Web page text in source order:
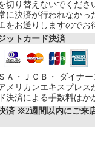
切り替えないでくださ
常に決済が行われなか
をお送りしますのでお
ットカード決済
Ａ・ＪＣＢ・ ダイナ
メリカンエキスプレ
決済による手数料はか
済 ※2週間以内にご来